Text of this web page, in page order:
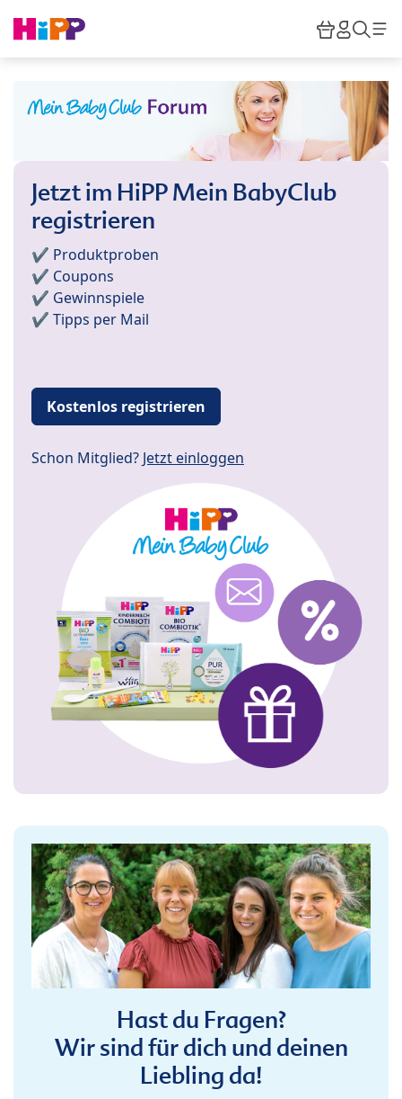
HiPP
Jetzt im HiPP Mein BabyClub
registrieren
✔️ Produktproben
✔️ Coupons
✔️ Gewinnspiele
✔️ Tipps per Mail
Kostenlos registrieren
Schon Mitglied? Jetzt einloggen
Hast du Fragen?
Wir sind für dich und deinen
Liebling da!